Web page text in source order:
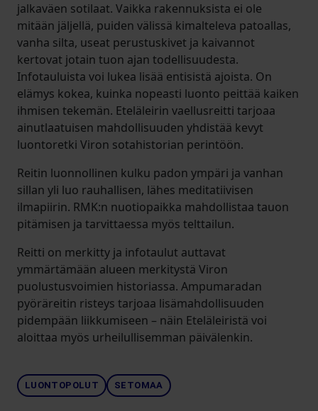
jalkaväen sotilaat. Vaikka rakennuksista ei ole
mitään jäljellä, puiden välissä kimalteleva patoallas,
vanha silta, useat perustuskivet ja kaivannot
kertovat jotain tuon ajan todellisuudesta.
Infotauluista voi lukea lisää entisistä ajoista. On
elämys kokea, kuinka nopeasti luonto peittää kaiken
ihmisen tekemän. Eteläleirin vaellusreitti tarjoaa
ainutlaatuisen mahdollisuuden yhdistää kevyt
luontoretki Viron sotahistorian perintöön.
Reitin luonnollinen kulku padon ympäri ja vanhan
sillan yli luo rauhallisen, lähes meditatiivisen
ilmapiirin. RMK:n nuotiopaikka mahdollistaa tauon
pitämisen ja tarvittaessa myös telttailun.
Reitti on merkitty ja infotaulut auttavat
ymmärtämään alueen merkitystä Viron
puolustusvoimien historiassa. Ampumaradan
pyöräreitin risteys tarjoaa lisämahdollisuuden
pidempään liikkumiseen – näin Eteläleiristä voi
aloittaa myös urheilullisemman päivälenkin.
LUONTOPOLUT SETOMAA